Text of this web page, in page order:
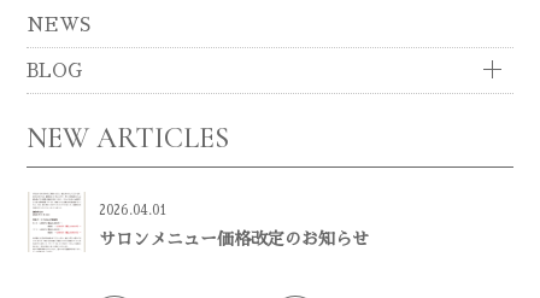
NEWS
BLOG
NEW ARTICLES
2026.04.01
サロンメニュー価格改定のお知らせ